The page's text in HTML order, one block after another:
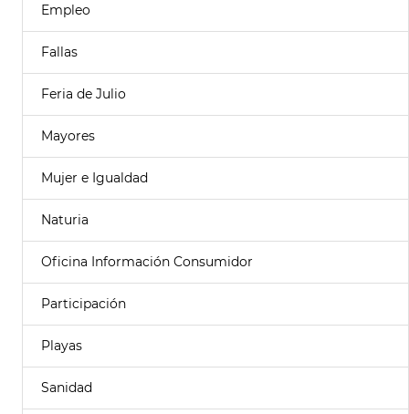
Empleo
Fallas
Feria de Julio
Mayores
Mujer e Igualdad
Naturia
Oficina Información Consumidor
Participación
Playas
Sanidad